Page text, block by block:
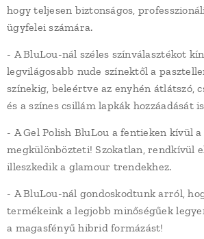
hogy teljesen biztonságos,
ügyfelei számára.
- A BluLou-nál széles színválasztékot
legvilágosabb nude színektől a
színekig, beleértve az enyhén átlátszó,
és a színes csillám lapkák hozzáadását
- A Gel Polish BluLou a fentieken kívül
megkülönbözteti! Szokatlan, rendkívül
illeszkedik a glamour trendekhez.
- A BluLou-nál gondoskodtunk arról,
termékeink a legjobb minőségűek
a magasfényű hibrid formázást!